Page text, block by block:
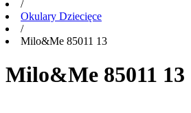
/
Okulary Dziecięce
/
Milo&Me 85011 13
Milo&Me 85011 13